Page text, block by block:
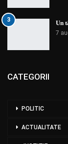
3 Un
7
CATEGORII
POLITIC
ACTUALITATE